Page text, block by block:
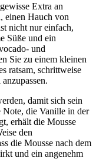
Extra an
einen Hauch von
nicht nur einfach,
Süße und ein
und
Sie zu einem kleinen
ratsam, schrittweise
damit sich sein
die Vanille in der
erhält die Mousse
den
die Mousse nach dem
und ein angenehm